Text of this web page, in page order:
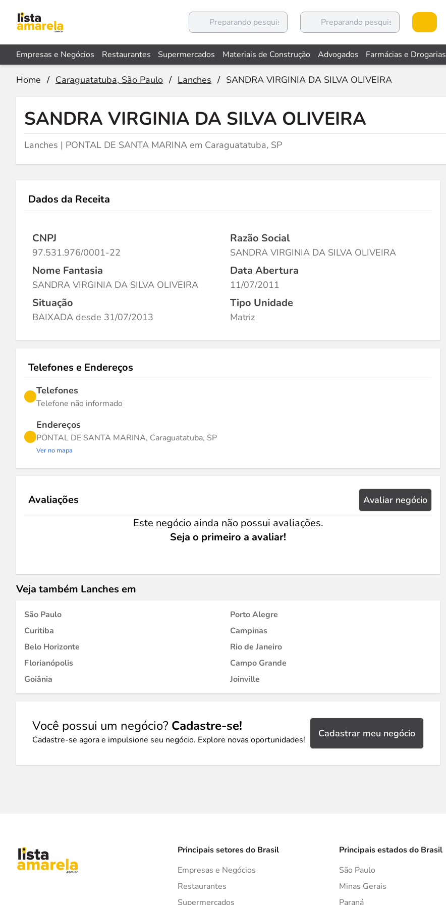
Empresas e Negócios Restaurantes Supermercados Materiais de Construção Advogados Farmácias e Drogarias
Home / Caraguatatuba, São Paulo / Lanches / SANDRA VIRGINIA DA SILVA OLIVEIRA
SANDRA VIRGINIA DA SILVA OLIVEIRA
Lanches | PONTAL DE SANTA MARINA em Caraguatatuba, SP
Dados da Receita
CNPJ
97.531.976/0001-22
Razão Social
SANDRA VIRGINIA DA SILVA OLIVEIRA
Nome Fantasia
SANDRA VIRGINIA DA SILVA OLIVEIRA
Data Abertura
11/07/2011
Situação
BAIXADA desde 31/07/2013
Tipo Unidade
Matriz
Telefones e Endereços
Telefones
Telefone não informado
Endereços
PONTAL DE SANTA MARINA, Caraguatatuba, SP
Ver no mapa
Avaliações Avaliar negócio
Este negócio ainda não possui avaliações.
Seja o primeiro a avaliar!
Veja também Lanches em
São Paulo
Porto Alegre
Curitiba
Campinas
Belo Horizonte
Rio de Janeiro
Florianópolis
Campo Grande
Goiânia
Joinville
Você possui um negócio? Cadastre-se!
Cadastre-se agora e impulsione seu negócio. Explore novas oportunidades!
Cadastrar meu negócio
Principais setores do Brasil
Empresas e Negócios
Restaurantes
Supermercados
Principais estados do Brasil
São Paulo
Minas Gerais
Paraná